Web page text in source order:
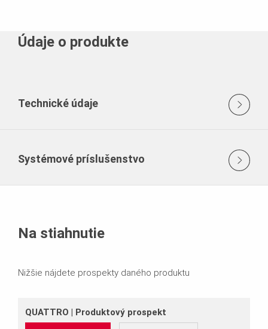
Údaje o produkte
Technické údaje
Systémové príslušenstvo
Na stiahnutie
Nižšie nájdete prospekty daného produktu
QUATTRO | Produktový prospekt